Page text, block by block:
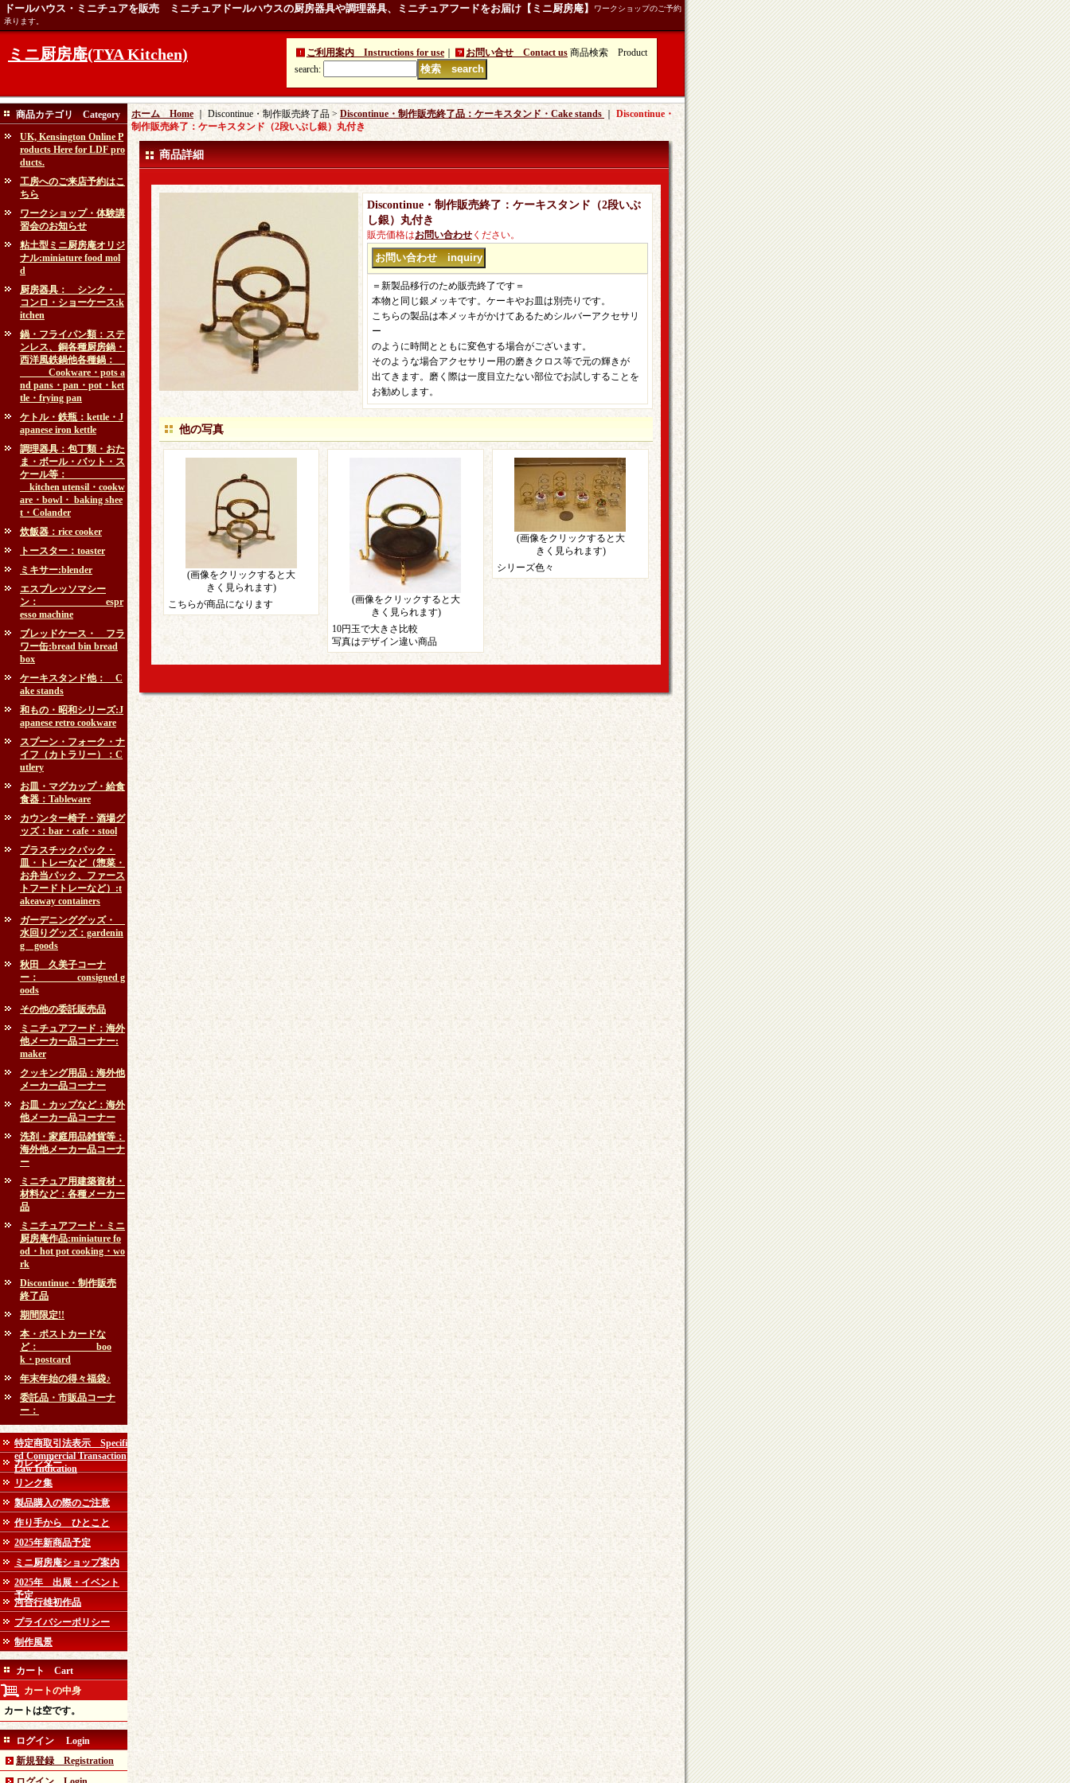
ドールハウス・ミニチュアを販売 ミニチュアドールハウスの厨房器具や調理器具、ミニチュアフードをお届け【ミニ厨房庵】
ワークショップのご予約
承ります。
ミニ厨房庵(TYA Kitchen) ご利用案内 Instructions for use お問い合せ Contact us 商品検索 Product
search:
商品カテゴリ Category
UK, Kensington Online P
roducts Here for LDF pro
ducts.
工房へのご来店予約はこ
ちら
ワークショップ・体験講
習会のお知らせ
粘土型ミニ厨房庵オリジ
ナル:miniature food mol
d
厨房器具： シンク・
コンロ・ショーケース:k
itchen
鍋・フライパン類：ステ
ンレス、銅各種厨房鍋・
西洋風鉄鍋他各種鍋：
Cookware・pots a
nd pans・pan・pot・ket
tle・frying pan
ケトル・鉄瓶：kettle・J
apanese iron kettle
調理器具：包丁類・おた
ま・ボール・バット・ス
ケール等：
kitchen utensil・cookw
are・bowl・ baking shee
t・Colander
炊飯器：rice cooker
トースター：toaster
ミキサー:blender
エスプレッソマシー
ン： espr
esso machine
ブレッドケース・ フラ
ワー缶:bread bin bread
box
ケーキスタンド他： C
ake stands
和もの・昭和シリーズ:J
apanese retro cookware
スプーン・フォーク・ナ
イフ（カトラリー）：C
utlery
お皿・マグカップ・給食
食器：Tableware
カウンター椅子・酒場グ
ッズ：bar・cafe・stool
プラスチックパック・
皿・トレーなど（惣菜・
お弁当パック、ファース
トフードトレーなど）:t
akeaway containers
ガーデニンググッズ・
水回りグッズ：gardenin
g goods
秋田 久美子コーナ
ー： consigned g
oods
その他の委託販売品
ミニチュアフード：海外
他メーカー品コーナー:
maker
クッキング用品：海外他
メーカー品コーナー
お皿・カップなど：海外
他メーカー品コーナー
洗剤・家庭用品雑貨等：
海外他メーカー品コーナ
ー
ミニチュア用建築資材・
材料など：各種メーカー
品
ミニチュアフード・ミニ
厨房庵作品:miniature fo
od・hot pot cooking・wo
rk
Discontinue・制作販売
終了品
期間限定!!
本・ポストカードな
ど： boo
k・postcard
年末年始の得々福袋♪
委託品・市販品コーナ
ー：
特定商取引法表示 Specifi
ed Commercial Transaction
Law Indication
カレンダー
リンク集
製品購入の際のご注意
作り手から ひとこと
2025年新商品予定
ミニ厨房庵ショップ案内
2025年 出展・イベント
予定
河合行雄初作品
プライバシーポリシー
制作風景
カート Cart
カートの中身
カートは空です。
ログイン Login
新規登録 Registration
ホーム Home ｜ Discontinue・制作販売終了品 > Discontinue・制作販売終了品：ケーキスタンド・Cake stands
Discontinue・
制作販売終了：ケーキスタンド（2段いぶし銀）丸付き
商品詳細
Discontinue・制作販売終了：ケーキスタンド（2段いぶ
し銀）丸付き
販売価格はお問い合わせ ください。
＝新製品移行のため販売終了です＝
本物と同じ銀メッキです。ケーキやお皿は別売りです。
こちらの製品は本メッキがかけてあるためシルバーアクセサリ
ー
のように時間とともに変色する場合がございます。
そのような場合アクセサリー用の磨きクロス等で元の輝きが
出てきます。磨く際は一度目立たない部位でお試しすることを
お勧めします。
他の写真
(画像をクリックすると大
きく見られます)
こちらが商品になります
(画像をクリックすると大
きく見られます)
10円玉で大きさ比較
写真はデザイン違い商品
(画像をクリックすると大
きく見られます)
シリーズ色々